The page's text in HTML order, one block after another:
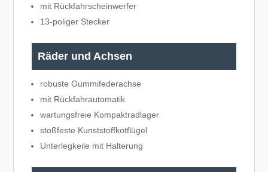
mit Rückfahrscheinwerfer
13-poliger Stecker
Räder und Achsen
robuste Gummifederachse
mit Rückfahrautomatik
wartungsfreie Kompaktradlager
stoßfeste Kunststoffkotflügel
Unterlegkeile mit Halterung